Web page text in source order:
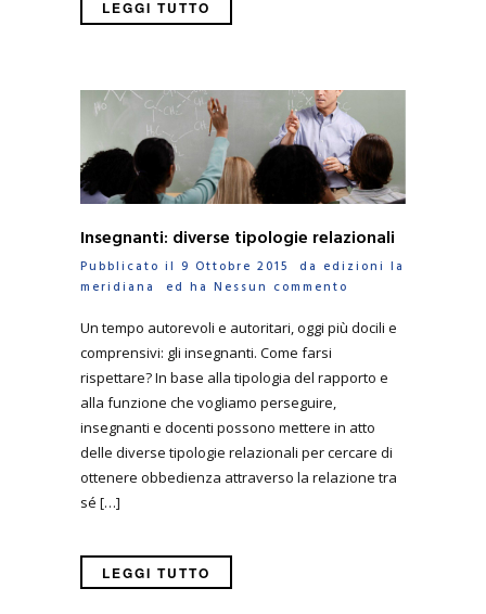
LEGGI TUTTO
Insegnanti: diverse tipologie relazionali
Pubblicato il 9 Ottobre 2015 da edizioni la
meridiana
ed ha Nessun commento
Un tempo autorevoli e autoritari, oggi più docili e
comprensivi: gli insegnanti. Come farsi
rispettare? In base alla tipologia del rapporto e
alla funzione che vogliamo perseguire,
insegnanti e docenti possono mettere in atto
delle diverse tipologie relazionali per cercare di
ottenere obbedienza attraverso la relazione tra
sé […]
LEGGI TUTTO